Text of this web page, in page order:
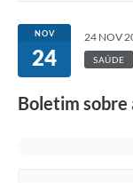
NOV
24
24 NOV
SAÚDE
Boletim sobre